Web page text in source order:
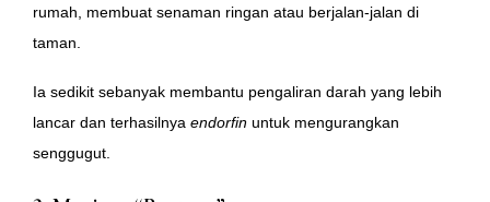
rumah, membuat senaman ringan atau berjalan-jalan di
taman.
Ia sedikit sebanyak membantu pengaliran darah yang lebih
lancar dan terhasilnya endorfin untuk mengurangkan
senggugut.